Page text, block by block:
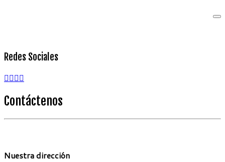
Redes Sociales
Contáctenos
Nuestra dirección